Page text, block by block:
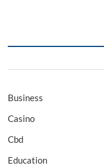
Business
Casino
Cbd
Education